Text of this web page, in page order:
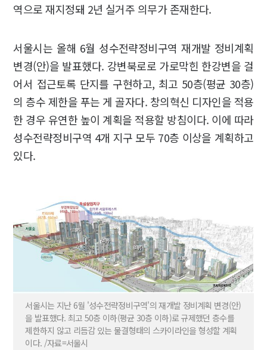
역으로 재지정돼 2년 실거주 의무가 존재한다.
서울시는 올해 6월 성수전략정비구역 재개발 정비계획
변경(안)을 발표했다. 강변북로로 가로막힌 한강변을 걸
어서 접근토록 단지를 구현하고, 최고 50층(평균 30층)
의 층수 제한을 푸는 게 골자다. 창의혁신 디자인을 적용
한 경우 유연한 높이 계획을 적용할 방침이다. 이에 따라
성수전략정비구역 4개 지구 모두 70층 이상을 계획하고
있다.
서울시는 지난 6월 '성수전략정비구역'의 재개발 정비계획 변경(안)
을 발표했다. 최고 50층 이하(평균 30층 이하)로 규제했던 층수를
제한하지 않고 리듬감 있는 물결형태의 스카이라인을 형성할 계획
이다. /자료=서울시